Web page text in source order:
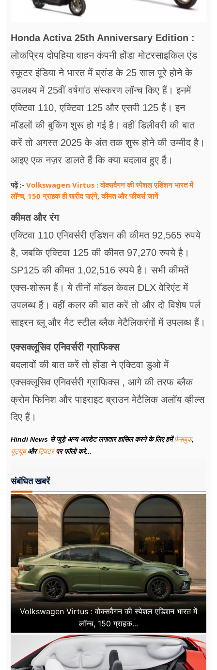
अन्य खबरें
Honda Activa 25th Anniversary Edition :
लोकप्रिय दोपहिया वाहन कंपनी होंडा मोटरसाइकिल एंड
स्कूटर इंडिया ने भारत में ब्रांड के 25 साल पूरे होने के
उपलक्ष्य में 25वीं वर्षगांठ संस्करण लॉन्च किए हैं। इनमें
एक्टिवा 110, एक्टिवा 125 और एसपी 125 हैं। इन
मॉडलों की बुकिंग शुरू हो गई है। वहीं डिलीवरी की बात
करें तो अगस्त 2025 के अंत तक शुरू होने की उम्मीद है।
आइए एक नज़र डालते हैं कि क्या बदलाव हुए हैं।
पढ़ें :- Volkswagen Virtus : वोक्सवैगन की स्पेशल एडिशन भारत में
लॉन्च, 150 ग्राहक ही खरीद पाएंगे, कीमत और फीचर्स जानें
कीमत और रंग
एक्टिवा 110 एनिवर्सरी एडिशन की कीमत 92,565 रुपये
है, जबकि एक्टिवा 125 की कीमत 97,270 रुपये है।
SP125 की कीमत 1,02,516 रुपये है। सभी कीमतें
एक्स-शोरूम हैं। ये तीनों मॉडल केवल DLX वेरिएंट में
उपलब्ध हैं। वहीं कलर की बात करें तो और दो विशेष पर्ल
साइरन ब्लू और मैट स्टील ब्लैक मेटैलिकरंगों में उपलब्ध हैं।
एक्सक्लूसिव एनिवर्सरी ग्राफिक्स
बदलावों की बात करें तो होंडा ने एक्टिवा डुओ में
एक्सक्लूसिव एनिवर्सरी ग्राफिक्स , आगे की तरफ ब्लैक
क्रोम फिनिश और पाइराइट ब्राउन मेटैलिक अलॉय व्हील्स
दिए हैं।
Hindi News से जुड़े अन्य अपडेट लगातार हासिल करने के लिए हमेंफेसबुक,
यूट्यूबऔरट्विटरपर फॉलो करे...
संबंधित खबरें
Volkswagen Virtus : वोक्सवैगन की स्पेशल एडिशन भारत में
लॉन्च, 150 ग्राहक...